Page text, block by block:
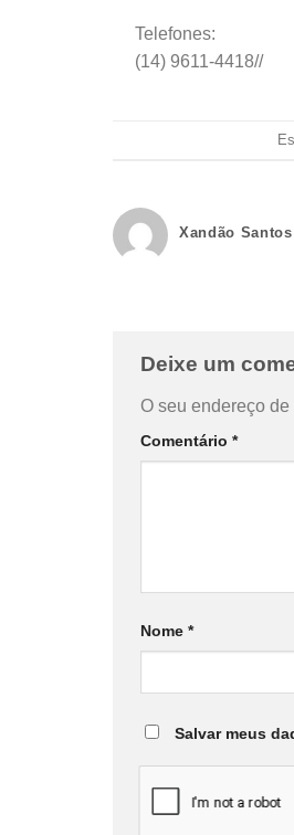
Telefones:
(14) 9611-4418//
Xandão Santos
Deixe um
O seu endereço
Comentário *
Nome *
Salvar meus